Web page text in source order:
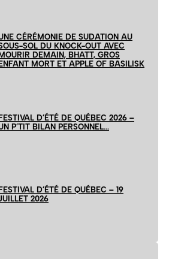
CÉRÉMONIE DE SUDATION AU
SOL DU KNOCK-OUT AVEC
MOURIR DEMAIN, BHATT, GROS
ENFANT MORT ET APPLE OF BASILISK
FESTIVAL D’ÉTÉ DE QUÉBEC 2026 –
P’TIT BILAN PERSONNEL…
FESTIVAL D’ÉTÉ DE QUÉBEC – 19
2026